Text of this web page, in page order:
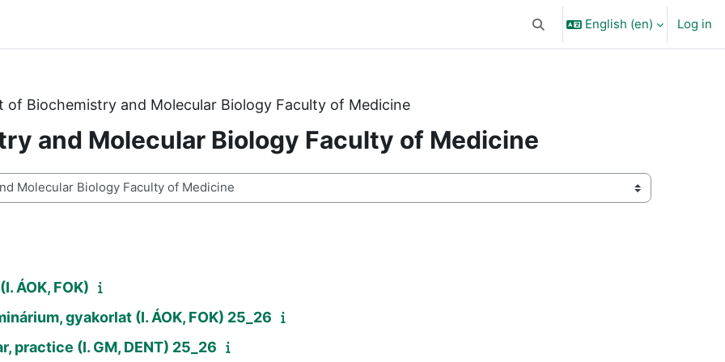
Toggle search input
English ‎(en)‎ Log in
of Biochemistry and Molecular Biology Faculty of Medicine
and Molecular Biology Faculty of Medicine
ÁOK, FOK)
gyakorlat (I. ÁOK, FOK) 25_26
practice (I. GM, DENT) 25_26